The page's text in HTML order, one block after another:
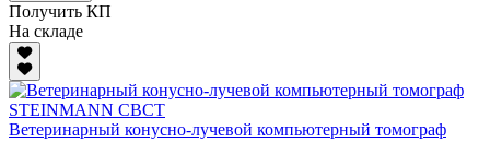
Получить КП
На складе
Ветеринарный конусно-лучевой компьютерный томограф